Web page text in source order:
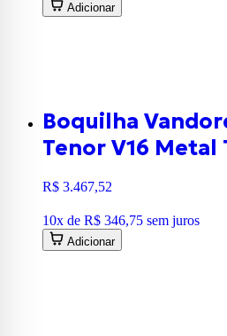
Adicionar
Boquilha
Tenor V16 Metal
R$ 3.467,52
10x de R$ 346,75 sem juros
Adicionar